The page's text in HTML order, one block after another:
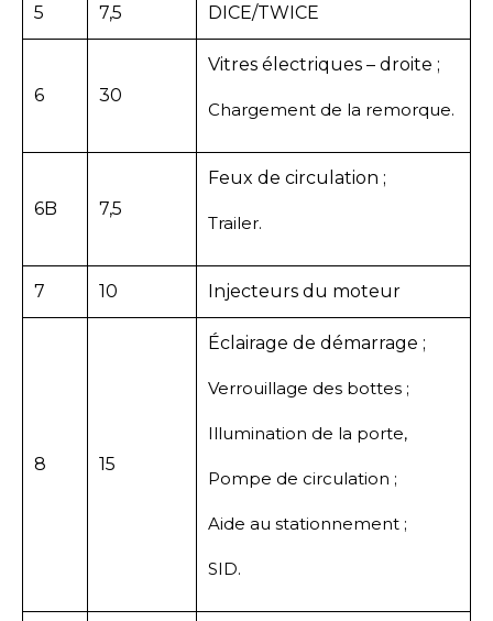
5 7,5 DICE/TWICE
6 30
Vitres électriques – droite ;
Chargement de la remorque.
6B 7,5
Feux de circulation ;
Trailer.
7 10 Injecteurs du moteur
8 15
Éclairage de démarrage ;
Verrouillage des bottes ;
Illumination de la porte,
Pompe de circulation ;
Aide au stationnement ;
SID.